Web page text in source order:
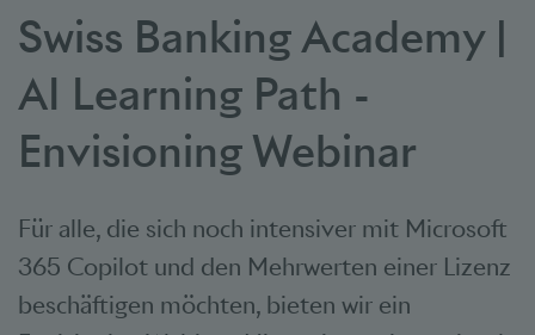
Swiss Banking Academy |
AI Learning Path -
Envisioning Webinar
Für alle, die sich noch intensiver mit Microsoft
365 Copilot und den Mehrwerten einer Lizenz
beschäftigen möchten, bieten wir ein